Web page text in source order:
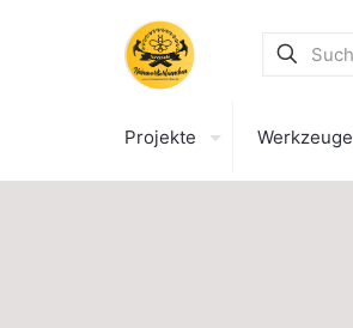
Projekte Werkzeuge